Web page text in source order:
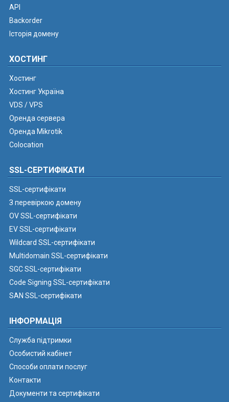
API
Backorder
Історія домену
ХОСТИНГ
Хостинг
Хостинг Україна
VDS / VPS
Оренда сервера
Оренда Mikrotik
Colocation
SSL-СЕРТИФІКАТИ
SSL-сертифікати
З перевіркою домену
OV SSL-сертифікати
EV SSL-сертифікати
Wildcard SSL-сертифікати
Multidomain SSL-сертифікати
SGC SSL-сертифікати
Code Signing SSL-сертифікати
SAN SSL-сертифікати
ІНФОРМАЦІЯ
Служба підтримки
Особистий кабінет
Способи оплати послуг
Контакти
Документи та сертифікати